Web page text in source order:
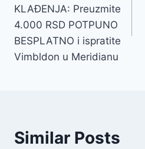
KLAĐENJA: Preuzmite
4.000 RSD POTPUNO
BESPLATNO i ispratite
Vimbldon u Meridianu
Similar Posts